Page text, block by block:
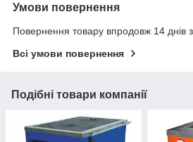
Умови повернення
Повернення товару впродовж 14 днів
Всі умови повернення
Подібні товари компанії